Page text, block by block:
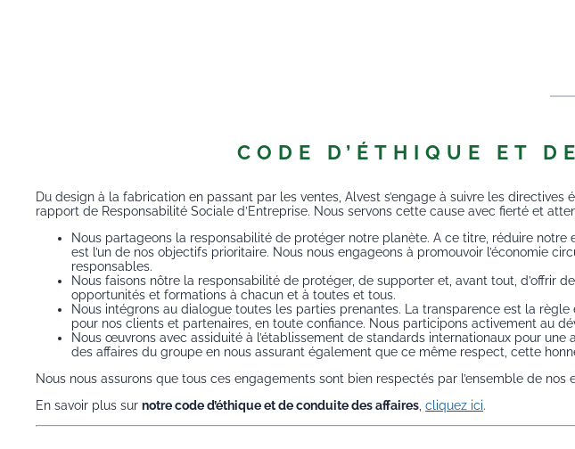
CODE D’ÉTHIQUE ET
Du design à la fabrication en passant par les ventes, Alvest s’engage à suivre les
rapport de Responsabilité Sociale d’Entreprise. Nous servons cette cause avec fierté et
Nous partageons la responsabilité de protéger notre planète. A ce titre, réduire
est l’un de nos objectifs prioritaire. Nous nous engageons à promouvoir l’économie
responsables.
Nous faisons nôtre la responsabilité de protéger, de supporter et, avant tout, d’offrir
opportunités et formations à chacun et à toutes et tous.
Nous intégrons au dialogue toutes les parties prenantes. La transparence est la
pour nos clients et partenaires, en toute confiance. Nous participons activement au
Nous œuvrons avec assiduité à l’établissement de standards internationaux pour
des affaires du groupe en nous assurant également que ce même respect, cette
Nous nous assurons que tous ces engagements sont bien respectés par l’ensemble de
En savoir plus sur notrecode d’éthique et de conduite des affaires cliquez ici.